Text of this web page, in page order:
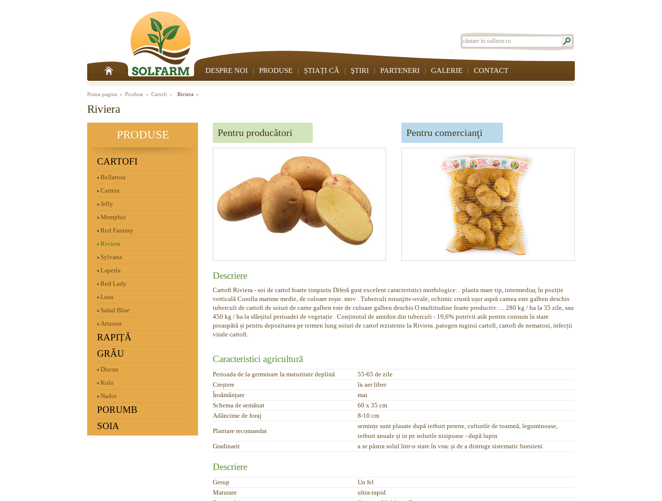
DESPRE NOI PRODUSE ȘTIAȚI CĂ ŞTIRI PARTENERI GALERIE CONTACT
Prima pagina Produse Cartofi Riviera
Riviera
PRODUSE
CARTOFI
Bellarosa
Carrera
Jelly
Memphis
Red Fantasy
Riviera
Sylvana
Laperla
Red Lady
Lusa
Salad Blue
Arizona
RAPIȚĂ
GRÂU
Discus
Kolo
Nador
PORUMB
SOIA
Pentru producători Pentru comercianţi
Descriere
Cartofi Riviera - soi de cartof foarte timpuriu Diferă gust excelent caracteristici morfologice:.. planta mare tip, intermediar, în poziție
verticală Corolla marime medie, de culoare roșie. mov . Tuberculi rotunjite-ovale, ochimic crustă ușor aspră carnea este galben deschis
tuberculi de cartofi de soiuri de carne galben este de culoare galben deschis O multitudine foarte productiv:.... 280 kg / ha la 35 zile, sau
450 kg / ha la sfârșitul perioadei de vegetație . Conținutul de amidon din tuberculi - 19,6% potrivit atât pentru consum în stare
proaspătă și pentru depozitarea pe termen lung soiuri de cartof rezistente la Riviera..patogen ruginii cartofi, cartofi de nematozi, infecții
virale cartofi.
Caracteristici agricultură
Perioada de la germinare la maturitate deplină
55-65 de zile
Creștere
în aer liber
Însămânțare
mai
Schema de semănat
60 x 35 cm
Adâncime de foraj
8-10 cm
Plantare recomandat
semințe sunt plasate după ierburi perene, culturile de toamnă, leguminoase,
ierburi anuale și in pe solurile nisipoase - după lupin
Gradinarit
a se păstra solul într-o stare în vrac și de a distruge sistematic buruieni
Descriere
Group
Un fel
Maturare
ultra-rapid